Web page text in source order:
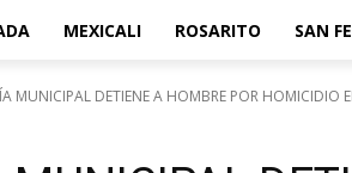
MEXICALI ROSARITO SAN
MUNICIPAL DETIENE A HOMBRE POR HOMICIDIO